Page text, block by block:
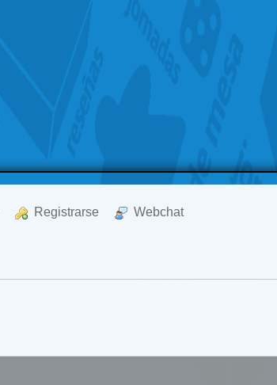
Registrarse Webchat